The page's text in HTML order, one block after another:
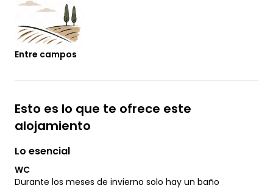
Entre campos
Esto es lo que te ofrece este
alojamiento
Lo esencial
WC
Durante los meses de invierno solo hay un baño